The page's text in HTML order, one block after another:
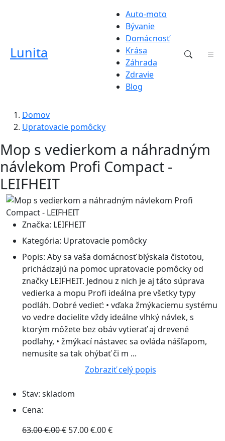
Lunita
Auto-moto
Bývanie
Domácnosť
Krása
Záhrada
Zdravie
Blog
Domov
Upratovacie pomôcky
Mop s vedierkom a náhradným
návlekom Profi Compact -
LEIFHEIT
Značka: LEIFHEIT
Kategória: Upratovacie pomôcky
Popis: Aby sa vaša domácnosť blýskala čistotou,
prichádzajú na pomoc upratovacie pomôcky od
značky LEIFHEIT. Jednou z nich je aj táto súprava
vedierka a mopu Profi ideálna pre všetky typy
podláh. Dobré vedieť: • vďaka žmýkaciemu systému
vo vedre docielite vždy ideálne vlhký návlek, s
ktorým môžete bez obáv vytierať aj drevené
podlahy, • žmýkací nástavec sa ovláda nášľapom,
nemusíte sa tak ohýbať či m ...
Zobraziť celý popis
Stav: skladom
Cena:
63.00 €.00 € 57.00 €.00 €